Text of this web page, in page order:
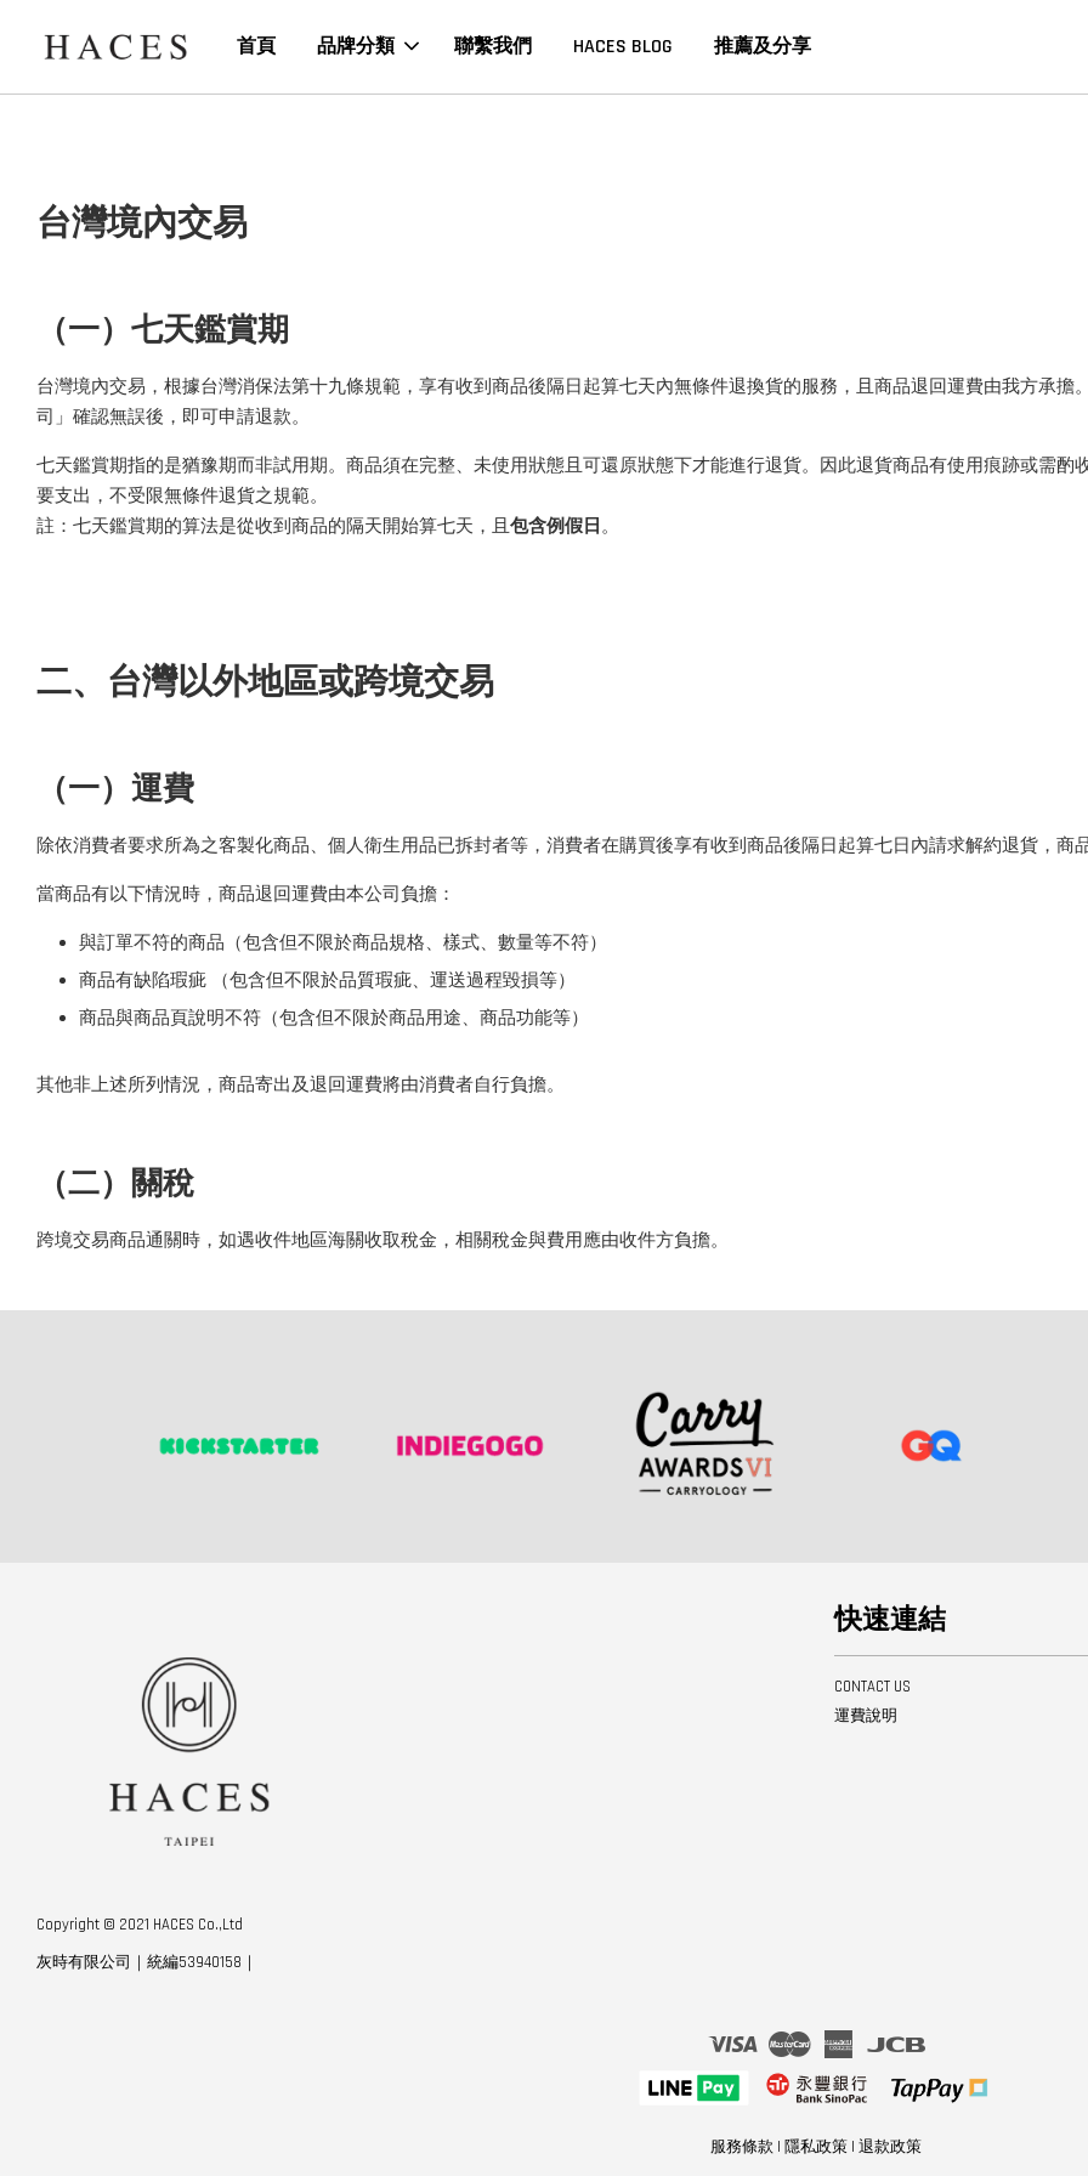
首頁 品牌分類 聯繫我們 HACES BLOG 推薦及分享
台灣境內交易
（一）七天鑑賞期
台灣境內交易，根據台灣消保法第十九條規範，享有收到商品後隔日起算七天內無條件退換貨的服務，且商品退回運費由我方承
司」確認無誤後，即可申請退款。
七天鑑賞期指的是猶豫期而非試用期。商品須在完整、未使用狀態且可還原狀態下才能進行退貨。因此退貨商品有使用痕跡或需
要支出，不受限無條件退貨之規範。
註：七天鑑賞期的算法是從收到商品的隔天開始算七天，且包含例假日 。
二、台灣以外地區或跨境交易
（一）運費
除依消費者要求所為之客製化商品、個人衛生用品已拆封者等，消費者在購買後享有收到商品後隔日起算七日內請求解約退貨，商
當商品有以下情況時，商品退回運費由本公司負擔：
與訂單不符的商品（包含但不限於商品規格、樣式、數量等不符）
商品有缺陷瑕疵 （包含但不限於品質瑕疵、運送過程毀損等）
商品與商品頁說明不符（包含但不限於商品用途、商品功能等）
其他非上述所列情況，商品寄出及退回運費將由消費者自行負擔。
（二）關稅
跨境交易商品通關時，如遇收件地區海關收取稅金，相關稅金與費用應由收件方負擔。
Copyright © 2021 HACES Co.,Ltd
灰時有限公司｜統編53940158｜
快速連結
CONTACT US
運費說明
Visa Master
American
服務條款 | 隱私政策 | 退款政策